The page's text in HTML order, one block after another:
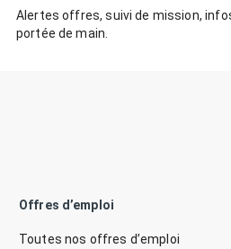
Alertes offres, suivi de mission,
portée de main.
Offres d’emploi
Toutes nos offres d’emploi